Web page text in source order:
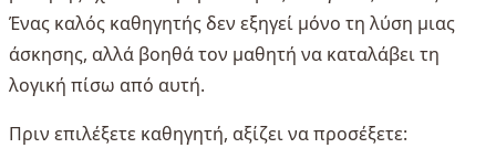
Ένας καλός καθηγητής δεν εξηγεί μόνο τη λύση μιας
άσκησης, αλλά βοηθά τον μαθητή να καταλάβει τη
λογική πίσω από αυτή.
Πριν επιλέξετε καθηγητή, αξίζει να προσέξετε: